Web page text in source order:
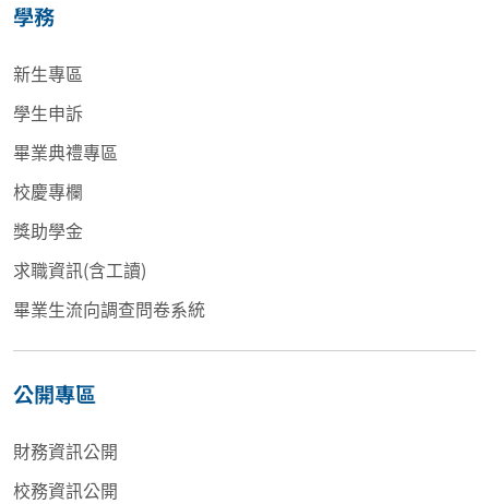
學務
新生專區
學生申訴
畢業典禮專區
校慶專欄
獎助學金
求職資訊(含工讀)
畢業生流向調查問卷系統
公開專區
財務資訊公開
校務資訊公開